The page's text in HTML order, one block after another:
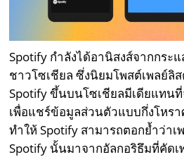
Spotify กำลังได้อานิสงส์จากกระ
ชาวโซเชียล ซึ่งนิยมโพสต์เพลย์ลิ
Spotify ขึ้นบนโซเชียลมีเดียแทน
เพื่อแชร์ข้อมูลส่วนตัวแบบกึ่งโหร
ทำให้ Spotify สามารถตอกย้ำว่าเ
Spotify นั้นมาจากอัลกอริธึมที่คัดเ